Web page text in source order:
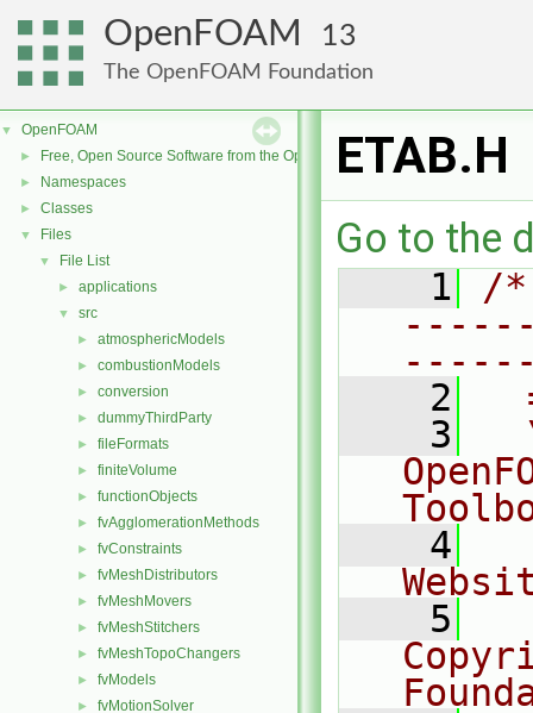
OpenFOAM 13
The OpenFOAM Foundation
▼ OpenFOAM
► Free, Open Source Software from the OpenFOAM Foundation
► Namespaces
► Classes
▼ Files
▼ File List
► applications
▼ src
► atmosphericModels
► combustionModels
► conversion
► dummyThirdParty
► fileFormats
► finiteVolume
► functionObjects
► fvAgglomerationMethods
► fvConstraints
► fvMeshDistributors
► fvMeshMovers
► fvMeshStitchers
► fvMeshTopoChangers
► fvModels
► fvMotionSolver
ETAB.H
Go to the
    1
/
    2
    3
    4
    5